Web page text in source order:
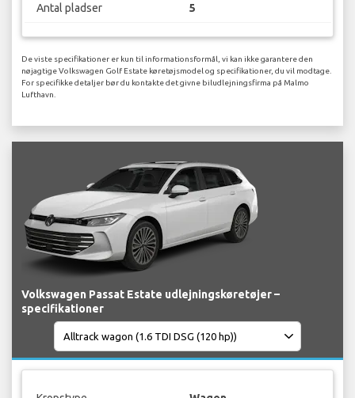
Antal pladser 5
De viste specifikationer er kun til informationsformål, vi kan ikke garantere den
nøjagtige Volkswagen Golf Estate køretøjsmodel og specifikationer, du vil modtage.
For specifikke detaljer bør du kontakte det givne biludlejningsfirma på Malmo
Lufthavn.
Volkswagen Passat Estate udlejningskøretøjer –
specifikationer